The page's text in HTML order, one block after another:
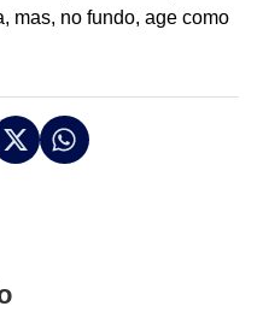
mas, no fundo, age como